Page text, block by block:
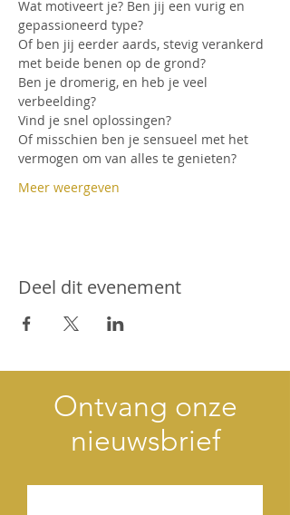
Wat motiveert je? Ben jij een vurig en
gepassioneerd type?
Of ben jij eerder aards, stevig verankerd
met beide benen op de grond?
Ben je dromerig, en heb je veel
verbeelding?
Vind je snel oplossingen?
Of misschien ben je sensueel met het
vermogen om van alles te genieten?
Meer weergeven
Deel dit evenement
Ontvang onze
nieuwsbrief